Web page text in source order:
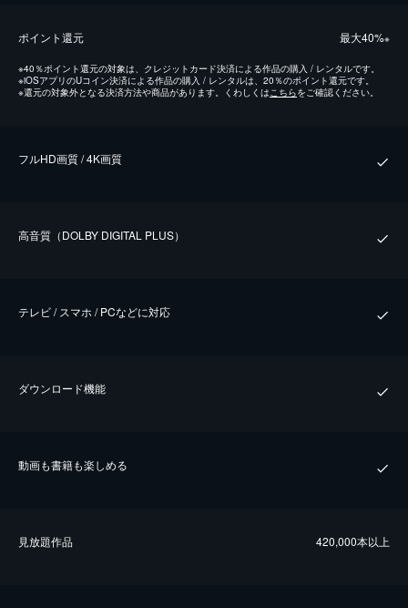
ポイント還元 最⼤40%※
※40％ポイント還元の対象は、クレジットカード決済による作品の購入 / レンタルです。
※iOSアプリのUコイン決済による作品の購入 / レンタルは、20％のポイント還元です。
※還元の対象外となる決済方法や商品があります。くわしくはこちらをご確認ください。
フルHD画質 / 4K画質
⾼⾳質（DOLBY DIGITAL PLUS）
テレビ / スマホ / PCなどに対応
ダウンロード機能
動画も書籍も楽しめる
⾒放題作品 420,000本以上